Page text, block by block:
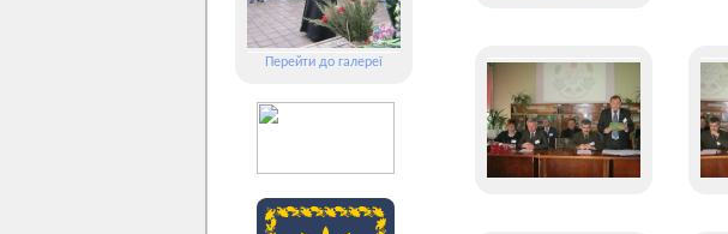
Перейти до галереї